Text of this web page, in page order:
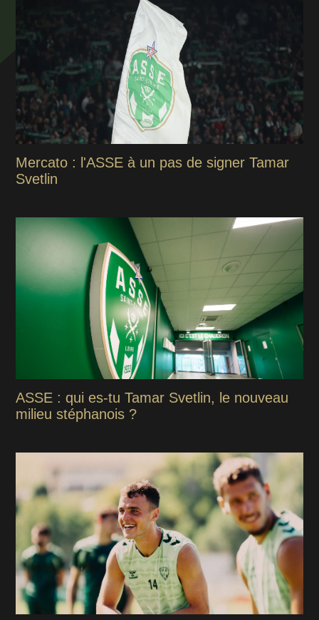
Mercato : l'ASSE à un pas de signer Tamar
Svetlin
ASSE : qui es-tu Tamar Svetlin, le nouveau
milieu stéphanois ?